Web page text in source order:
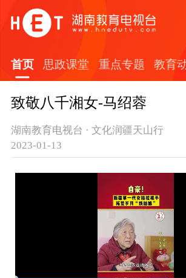
首页 思政课堂 重点专题 教育
致敬八千湘女-马绍蓉
湖南教育电视台 · 文化润疆天山行
2023-01-13